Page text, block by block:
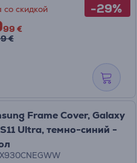
-29%
со скидкой
99 €
€
Frame Cover, Galaxy
Ultra, темно-синий -